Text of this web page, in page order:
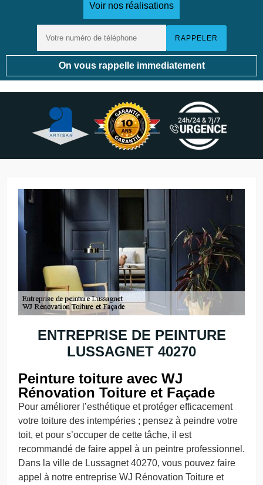
Voir nos réalisations
On vous rappelle immediatement
ENTREPRISE DE PEINTURE
LUSSAGNET 40270
Peinture toiture avec WJ
Rénovation Toiture et Façade
Pour améliorer l’esthétique et protéger efficacement
votre toiture des intempéries ; pensez à peindre votre
toit, et pour s’occuper de cette tâche, il est
recommandé de faire appel à un peintre professionnel.
Dans la ville de Lussagnet 40270, vous pouvez faire
appel à notre entreprise WJ Rénovation Toiture et